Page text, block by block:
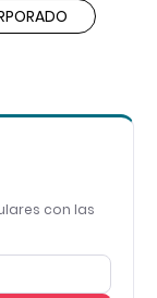
con las